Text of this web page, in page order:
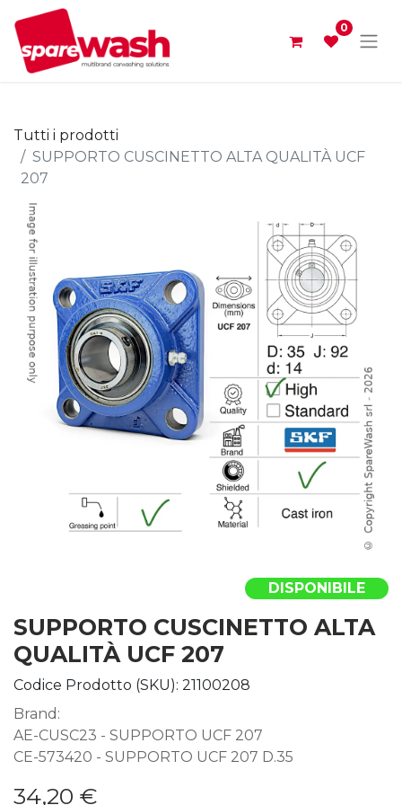
0
Tutti i prodotti
SUPPORTO CUSCINETTO ALTA QUALITÀ UCF
207
DISPONIBILE
SUPPORTO CUSCINETTO ALTA
QUALITÀ UCF 207
Codice Prodotto (SKU): 21100208
Brand:
AE-CUSC23 - SUPPORTO UCF 207
CE-573420 - SUPPORTO UCF 207 D.35
34,20 €